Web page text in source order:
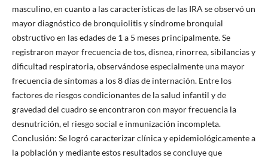
masculino, en cuanto a las características de las IRA se observó un
mayor diagnóstico de bronquiolitis y síndrome bronquial
obstructivo en las edades de 1 a 5 meses principalmente. Se
registraron mayor frecuencia de tos, disnea, rinorrea, sibilancias y
dificultad respiratoria, observándose especialmente una mayor
frecuencia de síntomas a los 8 días de internación. Entre los
factores de riesgos condicionantes de la salud infantil y de
gravedad del cuadro se encontraron con mayor frecuencia la
desnutrición, el riesgo social e inmunización incompleta.
Conclusión: Se logró caracterizar clínica y epidemiológicamente a
la población y mediante estos resultados se concluye que